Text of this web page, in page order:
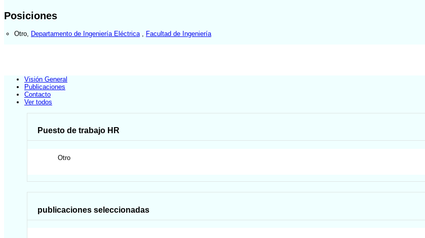
Posiciones
Otro Departamento de Ingeniería Eléctrica Facultad de Ingeniería
Visión General
Publicaciones
Contacto
Ver todos
Puesto de trabajo HR
Otro
publicaciones seleccionadas